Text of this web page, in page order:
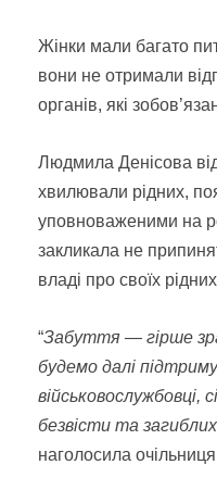
Жінки мали багато
вони не отримали
органів, які
Людмила Денісова
хвилювали рідних,
уповноваженими на
закликала не
владі про своїх
“Забуття — гірше
будемо далі
військовослужбовці,
безвісти та
наголосила